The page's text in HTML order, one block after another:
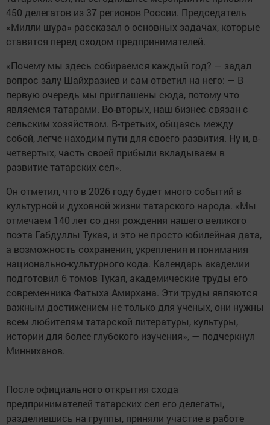
450 делегатов из 37 регионов России. Председатель
«Милли шура» рассказал о основных задачах, которые
ставятся перед сходом предпринимателей.
«Почему мы здесь собираемся каждый год? — задал
вопрос залу Шайхразиев и сам ответил на него: — В
первую очередь мы приглашены сюда, потому что
являемся татарами. Во-вторых, наш бизнес связан с
сельским хозяйством. В-третьих, общаясь между
собой, легче находим пути для своего развития. Ну и, в-
четвертых, часть своей прибыли вкладываем в
развитие татарских сел».
Он отметил, что в 2026 году будет много событий в
культурной и духовной жизни татарского народа. «Мы
отмечаем 140 лет со дня рождения нашего великого
поэта Габдуллы Тукая, и это не просто юбилейная дата,
а возможность сохранения, укрепления и понимания
национально-культурного кода. Календарь академии
подготовил 6 томов Тукая, академические труды его
современника Фатыха Амирхана. Эти труды являются
важным достижением не только для ученых, они нужны
всем любителям татарской литературы, культуры,
истории для более глубокого изучения», — подчеркнул
Минниханов.
После официального открытия схода
предпринимателей татарских сел его делегаты,
разделившись на группы, приняли участие в работе